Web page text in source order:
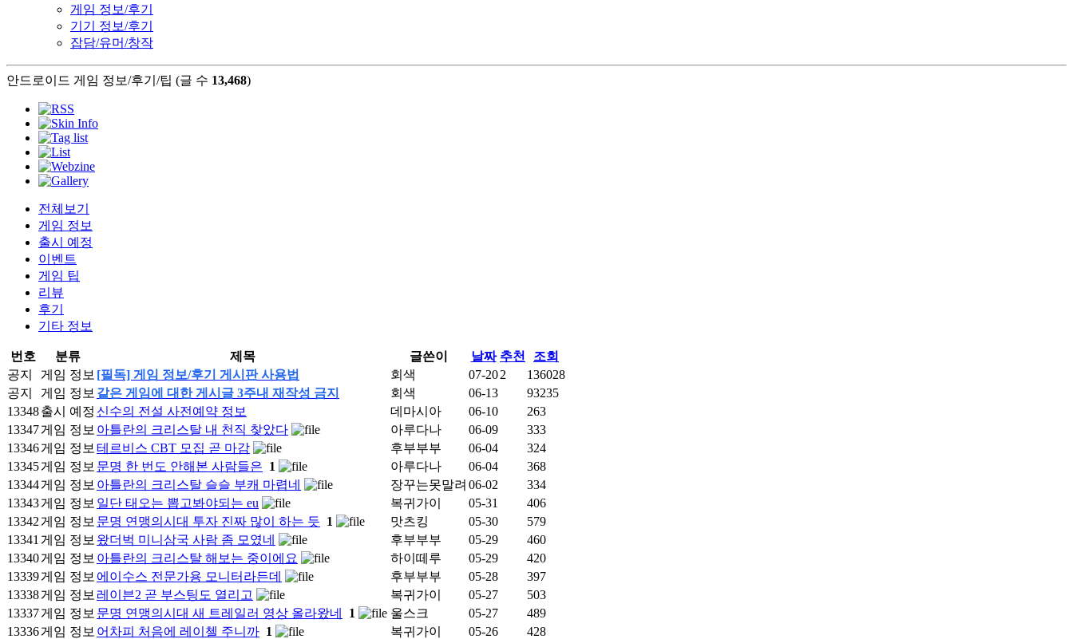
게임 정보/후기
기기 정보/후기
잡담/유머/창작
안드로이드 게임 정보/후기/팁 (글 수 13,468)
전체보기
게임 정보
출시 예정
이벤트
게임 팁
리뷰
후기
기타 정보
번호 분류 제목 글쓴이 날짜 추천
조회
공지
게임 정보 [필독] 게임 정보/후기 게시판 사용법 회색 07-202
136028
공지
게임 정보 같은 게임에 대한 게시글 3주내 재작성 금지 회색 06-13
93235
13348출시 예정 신수의 전설 사전예약 정보 데마시아 06-10
263
13347게임 정보 아틀란의 크리스탈 내 천직 찾았다 아루다나 06-09
333
13346게임 정보 테르비스 CBT 모집 곧 마감 후부부부 06-04
324
13345게임 정보 문명 한 번도 안해본 사람들은 1 아루다나 06-04
368
13344게임 정보 아틀란의 크리스탈 슬슬 부캐 마렵네 장꾸는못말려 06-02
334
13343게임 정보 일단 태오는 뽑고봐야되는 eu 복귀가이 05-31
406
13342게임 정보 문명 연맹의시대 투자 진짜 많이 하는 듯 1 맛츠킹 05-30
579
13341 게임 정보 왔더벅 미니삼국 사람 좀 모였네 후부부부 05-29
460
13340게임 정보 아틀란의 크리스탈 해보는 중이에요 하이떼루 05-29
420
13339게임 정보 에이수스 전문가용 모니터라든데 후부부부 05-28
397
13338게임 정보 레이븐2 곧 부스팅도 열리고 복귀가이 05-27
503
13337게임 정보 문명 연맹의시대 새 트레일러 영상 올라왔네 1 울스크 05-27
489
13336게임 정보 어차피 처음에 레이첼 주니까 1 복귀가이 05-26
428